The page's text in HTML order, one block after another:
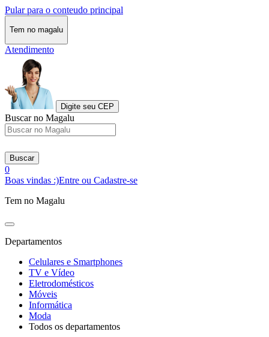
Pular para o conteudo principal
Tem no magalu
Atendimento
Digite seu CEP
Buscar no Magalu
Buscar
0
Boas vindas :)Entre ou Cadastre-se
Tem no Magalu
Departamentos
Celulares e Smartphones
TV e Vídeo
Eletrodomésticos
Móveis
Informática
Moda
Todos os departamentos